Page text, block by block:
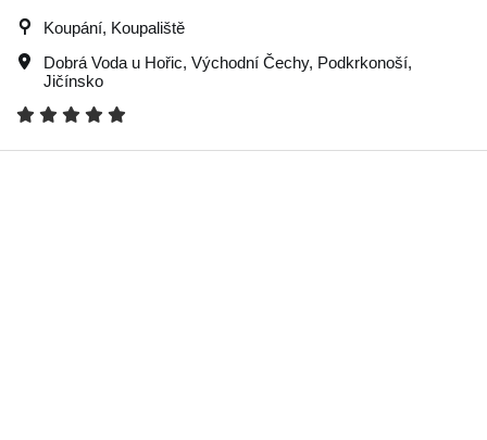
Koupání, Koupaliště
Dobrá Voda u Hořic, Východní Čechy, Podkrkonoší,
Jičínsko